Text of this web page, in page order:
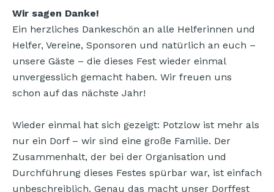
Wir sagen Danke!
Ein herzliches Dankeschön an alle Helferinnen und
Helfer, Vereine, Sponsoren und natürlich an euch –
unsere Gäste – die dieses Fest wieder einmal
unvergesslich gemacht haben. Wir freuen uns
schon auf das nächste Jahr!
Wieder einmal hat sich gezeigt: Potzlow ist mehr als
nur ein Dorf – wir sind eine große Familie. Der
Zusammenhalt, der bei der Organisation und
Durchführung dieses Festes spürbar war, ist einfach
unbeschreiblich. Genau das macht unser Dorffest